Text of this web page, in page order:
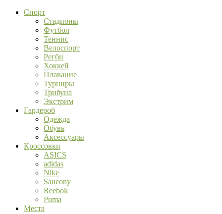
Спорт
Стадионы
Футбол
Теннис
Велоспорт
Регби
Хоккей
Плавание
Турниры
Трибуна
Экстрим
Гардероб
Одежда
Обувь
Аксессуары
Кроссовки
ASICS
adidas
Nike
Saucony
Reebok
Puma
Места